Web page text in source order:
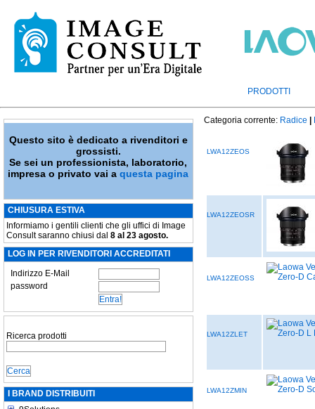
PRODOTTI
Questo sito è dedicato a rivenditori e
grossisti.
Se sei un professionista, laboratorio,
impresa o privato vai aquesta pagina
CHIUSURA ESTIVA
Informiamo i gentili clienti che gli uffici di Image
Consult saranno chiusi dal 8 al 23 agosto.
LOG IN PER RIVENDITORI ACCREDITATI
Indirizzo E-Mail
password
Ricerca prodotti
I BRAND DISTRIBUITI
Categoria corrente: Radice
LWA12ZEOS
LWA12ZEOSR
LWA12ZEOSS
LWA12ZLET
LWA12ZMIN